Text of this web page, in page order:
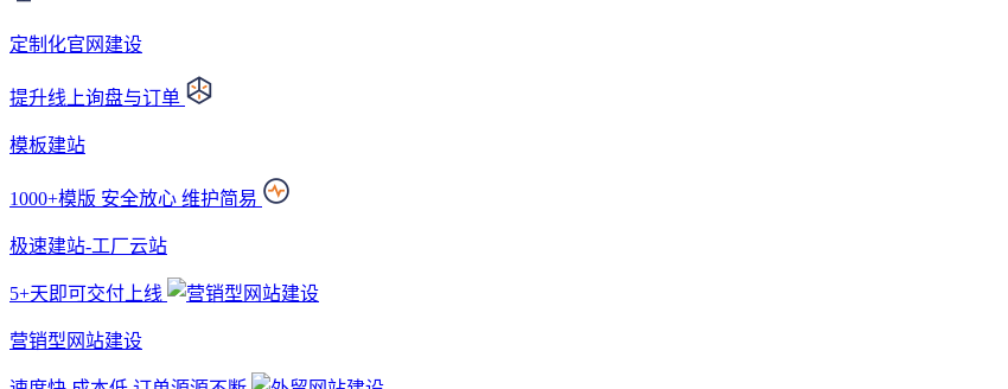
定制化官网建设
提升线上询盘与订单
模板建站
1000+模版 安全放心 维护简易
极速建站-工厂云站
5+天即可交付上线
营销型网站建设